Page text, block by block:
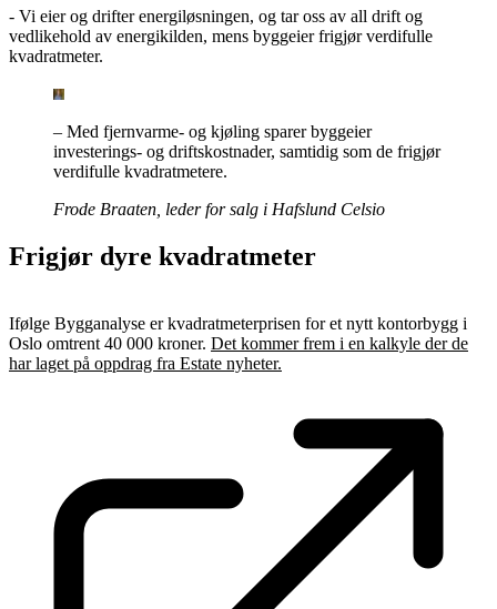
- Vi eier og drifter energiløsningen, og tar oss av all drift og
vedlikehold av energikilden, mens byggeier frigjør verdifulle
kvadratmeter.
– Med fjernvarme- og kjøling sparer byggeier
investerings- og driftskostnader, samtidig som de frigjør
verdifulle kvadratmetere.
Frode Braaten, leder for salg i Hafslund Celsio
Frigjør dyre kvadratmeter
Ifølge Bygganalyse er kvadratmeterprisen for et nytt kontorbygg i
Oslo omtrent 40 000 kroner. Det kommer frem i en kalkyle der de
har laget på oppdrag fra Estate nyheter.